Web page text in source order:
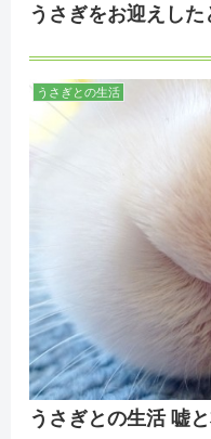
うさぎをお迎えし
うさぎとの生活
うさぎとの生活 嘘